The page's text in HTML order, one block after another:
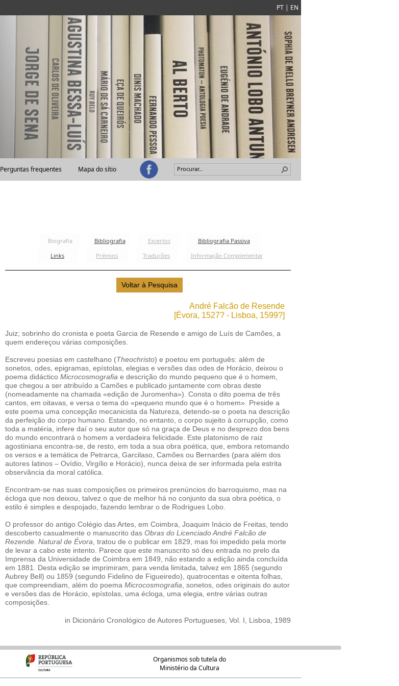
PT | EN
Perguntas frequentes Mapa do sítio
André Falcão de Resende
[Évora, 1527? - Lisboa, 1599?]
Juiz; sobrinho do cronista e poeta Garcia de Resende e amigo de Luís de Camões, a
quem endereçou várias composições.
Escreveu poesias em castelhano (Theochristo) e poetou em português: além de
sonetos, odes, epigramas, epístolas, elegias e versões das odes de Horácio, deixou o
poema didáctico Microcosmografia e descrição do mundo pequeno que é o homem,
que chegou a ser atribuído a Camões e publicado juntamente com obras deste
(nomeadamente na chamada «edição de Juromenha»). Consta o dito poema de três
cantos, em oitavas, e versa o tema do «pequeno mundo que é o homem». Preside a
este poema uma concepção mecanicista da Natureza, detendo-se o poeta na descrição
da perfeição do corpo humano. Estando, no entanto, o corpo sujeito à corrupção, como
toda a matéria, infere daí o seu autor que só na graça de Deus e no desprezo dos bens
do mundo encontrará o homem a verdadeira felicidade. Este platonismo de raiz
agostiniana encontra-se, de resto, em toda a sua obra poética, que, embora retomando
os versos e a temática de Petrarca, Garcilaso, Camões ou Bernardes (para além dos
autores latinos – Ovídio, Virgílio e Horácio), nunca deixa de ser informada pela estrita
observância da moral católica.
Encontram-se nas suas composições os primeiros prenúncios do barroquismo, mas na
écloga que nos deixou, talvez o que de melhor há no conjunto da sua obra poética, o
estilo é simples e despojado, fazendo lembrar o de Rodrigues Lobo.
O professor do antigo Colégio das Artes, em Coimbra, Joaquim Inácio de Freitas, tendo
descoberto casualmente o manuscrito das Obras do Licenciado André Falcão de
Rezende. Natural de Évora, tratou de o publicar em 1829, mas foi impedido pela morte
de levar a cabo este intento. Parece que este manuscrito só deu entrada no prelo da
Imprensa da Universidade de Coimbra em 1849, não estando a edição ainda concluída
em 1881. Desta edição se imprimiram, para venda limitada, talvez em 1865 (segundo
Aubrey Bell) ou 1859 (segundo Fidelino de Figueiredo), quatrocentas e oitenta folhas,
que compreendiam, além do poema Microcosmografia, sonetos, odes originais do autor
e versões das de Horácio, epístolas, uma écloga, uma elegia, entre várias outras
composições.
in Dicionário Cronológico de Autores Portugueses, Vol. I, Lisboa, 1989
Organismos sob tutela do
Ministério da Cultura